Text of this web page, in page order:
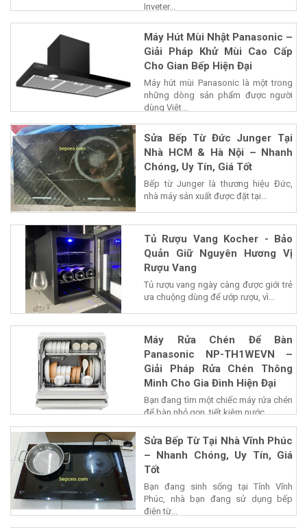
Inveter...
Máy Hút Mùi Nhật Panasonic –
Giải Pháp Khử Mùi Cao Cấp
Cho Gian Bếp Hiện Đại
Máy hút mùi Panasonic là một trong
những dòng sản phẩm được người
dùng Việt...
Sửa Bếp Từ Đức Junger Tại
Nhà HCM & Hà Nội – Nhanh
Chóng, Uy Tín, Giá Tốt
Bếp từ Junger là thương hiệu Đức,
nhà máy sản xuất được đặt tại...
Tủ Rượu Vang Kocher - Bảo
Quản Giữ Nguyên Hương Vị
Rượu Vang
Tủ rượu vang ngày càng được giới trẻ
ưa chuộng dùng để ướp rượu, vì...
Máy Rửa Chén Để Bàn
Panasonic NP-TH1WEVN –
Giải Pháp Rửa Chén Thông
Minh Cho Gia Đình Hiện Đại
Bạn đang tìm một chiếc máy rửa chén
để bàn nhỏ gọn, tiết kiệm nước...
Sửa Bếp Từ Tại Nhà Vĩnh Phúc
– Nhanh Chóng, Uy Tín, Giá
Tốt
Bạn đang sinh sống tại Tỉnh Vĩnh
Phúc, nhà bạn đang sử dụng bếp
điện từ...